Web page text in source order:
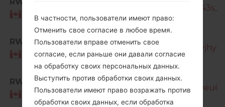
Canada
RWC
Canada
SM-
RWC
Canada
SM-
В частности, пользователи имеют право:
Отменить свое согласие в любое время.
Пользователи вправе отменить свое
согласие, если раньше они давали согласие
на обработку своих персональных данных.
Выступить против обработки своих данных.
Пользователи имеют право возражать против
обработки своих данных, если обработка